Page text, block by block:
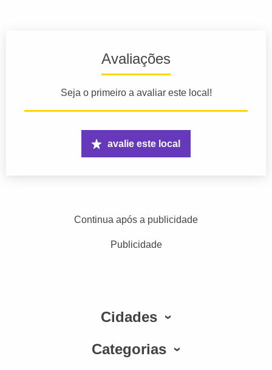
Avaliações
Seja o primeiro a avaliar este local!
avalie este local
Continua após a publicidade
Publicidade
Cidades
Categorias